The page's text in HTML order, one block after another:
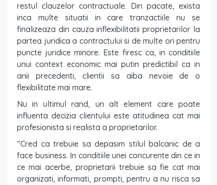
restul clauzelor contractuale. Din pacate, exista
inca multe situatii in care tranzactiile nu se
finalizeaza din cauza inflexibilitatii proprietarilor la
partea juridica a contractului si de multe ori pentru
puncte juridice minore. Este firesc ca, in conditiile
unui context economic mai putin predictibil ca in
anii precedenti, clientii sa aiba nevoie de o
flexibilitate mai mare.
Nu in ultimul rand, un alt element care poate
influenta decizia clientului este atitudinea cat mai
profesionista si realista a proprietarilor.
“Cred ca trebuie sa depasim stilul balcanic de a
face business. In conditiile unei concurente din ce in
ce mai acerbe, proprietarii trebuie sa fie cat mai
organizati, informati, prompti, pentru a nu risca sa